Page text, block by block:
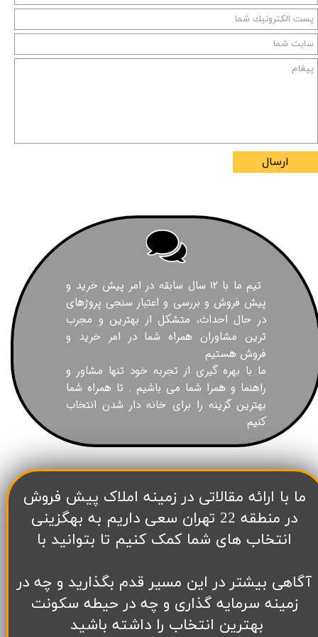
ارسال
تیم ما با ۱۲ سال سابقه در امر پیش خرید و
پیش فروش و بررسی و اعتبار سنجی پروژهای
در حال احداث، متشکل از بهترین و مجرب
ترین مشاوران همراه شما در امر خرید و
فروش هستیم
ما با بهره گیری از تجربه خود تنها مشاور و
راهنما و همرا شما می باشیم . تا همراه شما
بهترین گزینه را برای خانه دار شدن انتخاب
کنیم
​ما با ارائه مقالاتی در زمینه املاک پیش فروش
در منطقه 22 تهران سعی داریم به بهگزینی
انتخاب های شما کمک کنیم تا بتوانید با
آگاهی بیشتر در این مسیر قدم بگذارید و چه در
زمینه سرمایه گذاری و چه در حیطه سکونت
بهترین انتخاب را داشته باشید